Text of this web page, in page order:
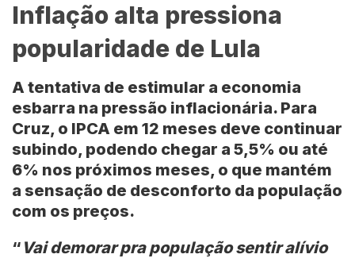
Inflação alta pressiona
popularidade de Lula
A tentativa de estimular a economia
esbarra na pressão inflacionária. Para
Cruz, o IPCA em 12 meses deve continuar
subindo, podendo chegar a 5,5% ou até
6% nos próximos meses, o que mantém
a sensação de desconforto da população
com os preços.
“ Vai demorar pra população sentir alívio